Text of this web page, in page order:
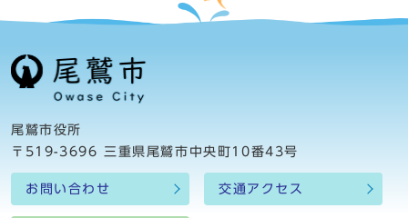
尾鷲市役所
〒519-3696 三重県尾鷲市中央町10番43号
お問い合わせ 交通アクセス